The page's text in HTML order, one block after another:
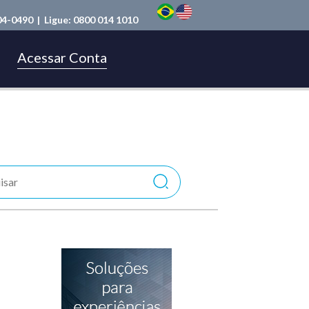
0490 | Ligue: 0800 014 1010
Acessar Conta